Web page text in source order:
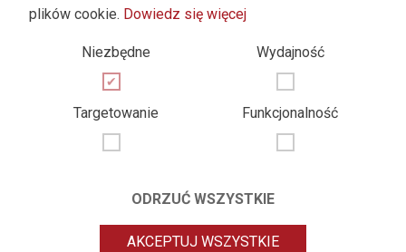
plików cookie. Dowiedz się więcej
Niezbędne Wydajność
Targetowanie Funkcjonalność
ODRZUĆ WSZYSTKIE
AKCEPTUJ WSZYSTKIE